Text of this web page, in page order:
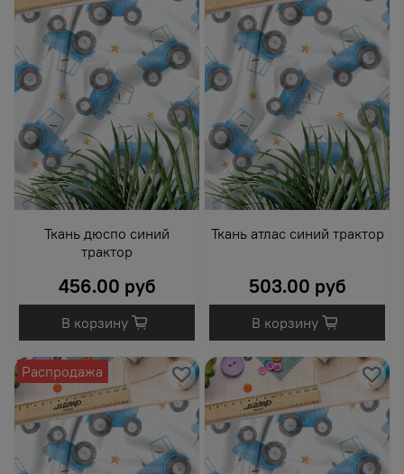
Ткань дюспо синий
трактор
456.00 руб
В корзину
Ткань атлас синий трактор
503.00 руб
В корзину
Распродажа